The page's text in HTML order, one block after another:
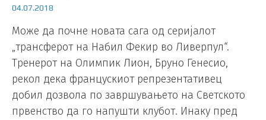
04.07.2018
Може да почне новата сага од серијалот
„трансферот на Набил Фекир во Ливерпул“.
Тренерот на Олимпик Лион, Бруно Генесио,
рекол дека францускиот репрезентативец
добил дозвола по завршувањето на Светското
првенство да го напушти клубот. Инаку пред